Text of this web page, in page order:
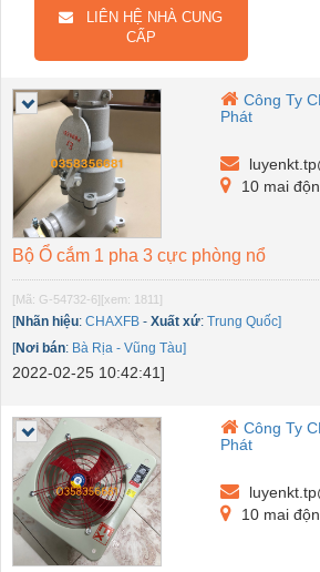
LIÊN HỆ NHÀ CUNG
CẤP
Công Ty
Phát
10 mai
Bộ Ổ cắm 1 pha 3 cực phòng nổ
[Mã: G-54732-6][xem: 1811]
[Nhãn hiệu: CHAXFB - Xuất xứ: Trung Quốc]
[Nơi bán: Bà Rịa - Vũng Tàu]
2022-02-25 10:42:41]
Công Ty
Phát
10 mai